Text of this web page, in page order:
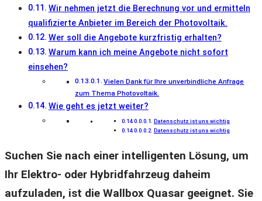
Wir nehmen jetzt die Berechnung vor und ermitteln
qualifizierte Anbieter im Bereich der Photovoltaik.
Wer soll die Angebote kurzfristig erhalten?
Warum kann ich meine Angebote nicht sofort
einsehen?
Vielen Dank für Ihre unverbindliche Anfrage
zum Thema Photovoltaik.
Wie geht es jetzt weiter?
Datenschutz ist uns wichtig
Datenschutz ist uns wichtig
Suchen Sie nach einer intelligenten Lösung, um
Ihr Elektro- oder Hybridfahrzeug daheim
aufzuladen, ist die Wallbox Quasar geeignet. Sie